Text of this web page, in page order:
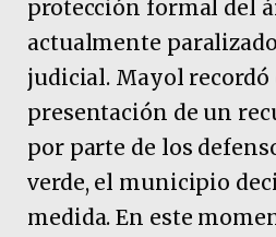
protección formal del
actualmente
judicial. Mayol recordó
presentación de un
por parte de los
verde, el municipio
medida. En este